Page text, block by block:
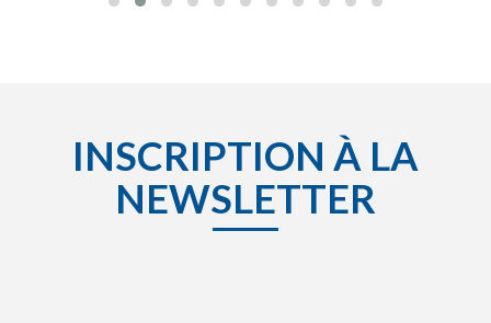
INSCRIPTION À LA
NEWSLETTER